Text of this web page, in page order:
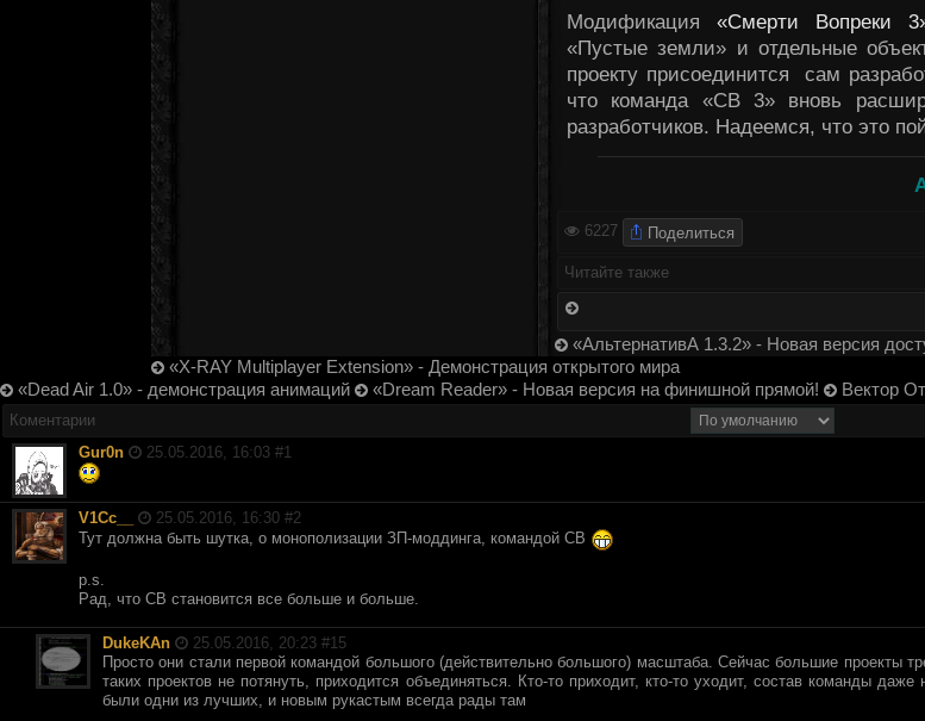
Модификация «Смерти Вопреки
«Пустые земли» и отдельные
проекту присоединится сам
что команда «СВ 3» вновь
разработчиков. Надеемся, что это
6227 Поделиться
Читайте также
«АльтернативА 1.3.2» - Новая версия
«X-RAY Multiplayer Extension» - Демонстрация открытого мира
«Dead Air 1.0» - демонстрация анимаций
«Dream Reader» - Новая версия на финишной прямой! Вектор
Коментарии
Gur0n
25.05.2016, 16:03 #1
V1Cc__ 25.05.2016, 16:30 #2
Тут должна быть шутка, о монополизации ЗП-моддинга, командой СВ
p.s.
Рад, что СВ становится все больше и больше.
DukeKAn 25.05.2016, 20:23 #15
Просто они стали первой командой большого (действительно большого) масштаба. Сейчас большие проекты
таких проектов не потянуть, приходится объединяться. Кто-то приходит, кто-то уходит, состав команды
были одни из лучших, и новым рукастым всегда рады там